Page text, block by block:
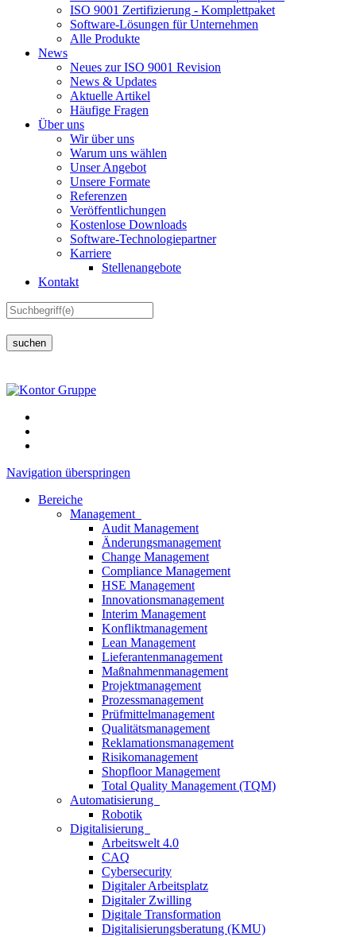
ISO 9001 Zertifizierung - Komplettpaket
Software-Lösungen für Unternehmen
Alle Produkte
News
Neues zur ISO 9001 Revision
News & Updates
Aktuelle Artikel
Häufige Fragen
Über uns
Wir über uns
Warum uns wählen
Unser Angebot
Unsere Formate
Referenzen
Veröffentlichungen
Kostenlose Downloads
Software-Technologiepartner
Karriere
Stellenangebote
Kontakt
suchen
Navigation überspringen
Bereiche
Management
Audit Management
Änderungsmanagement
Change Management
Compliance Management
HSE Management
Innovationsmanagement
Interim Management
Konfliktmanagement
Lean Management
Lieferantenmanagement
Maßnahmenmanagement
Projektmanagement
Prozessmanagement
Prüfmittelmanagement
Qualitätsmanagement
Reklamationsmanagement
Risikomanagement
Shopfloor Management
Total Quality Management (TQM)
Automatisierung
Robotik
Digitalisierung
Arbeitswelt 4.0
CAQ
Cybersecurity
Digitaler Arbeitsplatz
Digitaler Zwilling
Digitale Transformation
Digitalisierungsberatung (KMU)